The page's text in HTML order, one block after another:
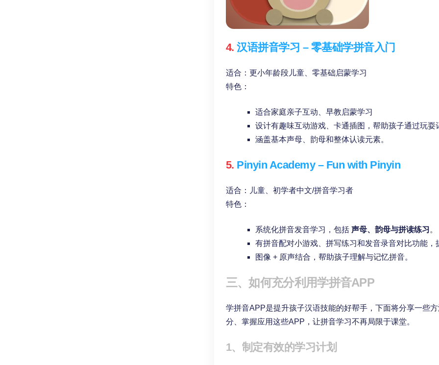
4.汉语拼音学习 – 零基础学拼音入门
适合：更小年龄段儿童、零基础启蒙学习
特色：
适合家庭亲子互动、早教启蒙学习
设计有趣味互动游戏、卡通插图，帮助孩子通过玩耍
涵盖基本声母、韵母和整体认读元素。
5. Pinyin Academy – Fun with Pinyin
适合：儿童、初学者中文/拼音学习者
特色：
系统化拼音发音学习，包括 声母、韵母与拼读练习 。
有拼音配对小游戏、拼写练习和发音录音对比功能，
图像 + 原声结合，帮助孩子理解与记忆拼音。
三、如何充分利用学拼音APP
学拼音APP是提升孩子汉语技能的好帮手，下面将分享一些
分、掌握应用这些APP，让拼音学习不再局限于课堂。
1、制定有效的学习计划